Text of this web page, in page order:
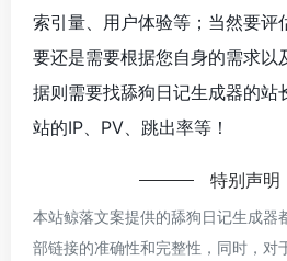
索引量、用户体验等；当然要评
要还是需要根据您自身的需求以
据则需要找舔狗日记生成器的站
站的IP、PV、跳出率等！
特别声明
本站鲸落文案提供的舔狗日记生成器
部链接的准确性和完整性，同时，对